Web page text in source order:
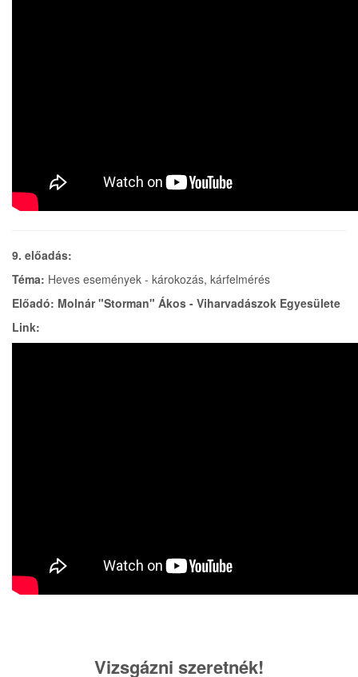
9. előadás:
Téma: Heves események - károkozás, kárfelmérés
Előadó: Molnár "Storman" Ákos - Viharvadászok Egyesülete
Link:
Vizsgázni szeretnék!